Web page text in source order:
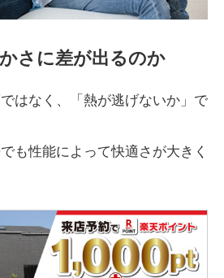
さに差が出るのか
はなく、「熱が逃げないか」で
も性能によって快適さが大きく